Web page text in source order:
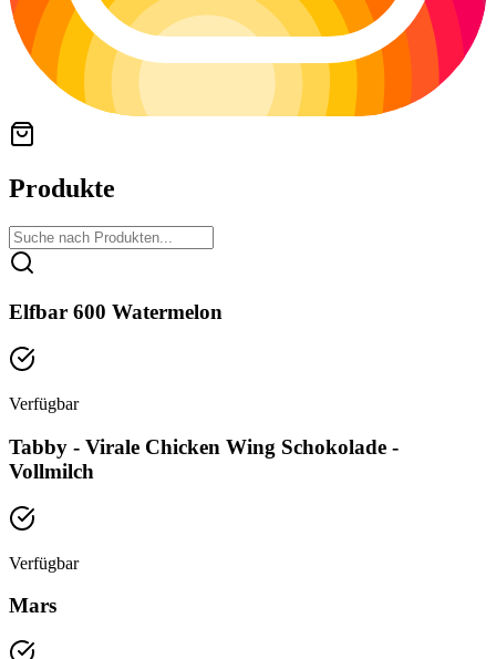
Produkte
Elfbar 600 Watermelon
Verfügbar
Tabby - Virale Chicken Wing Schokolade -
Vollmilch
Verfügbar
Mars